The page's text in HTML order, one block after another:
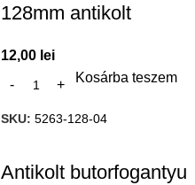
128mm antikolt
12,00 lei
Kosárba teszem
SKU: 5263-128-04
Antikolt butorfogantyu